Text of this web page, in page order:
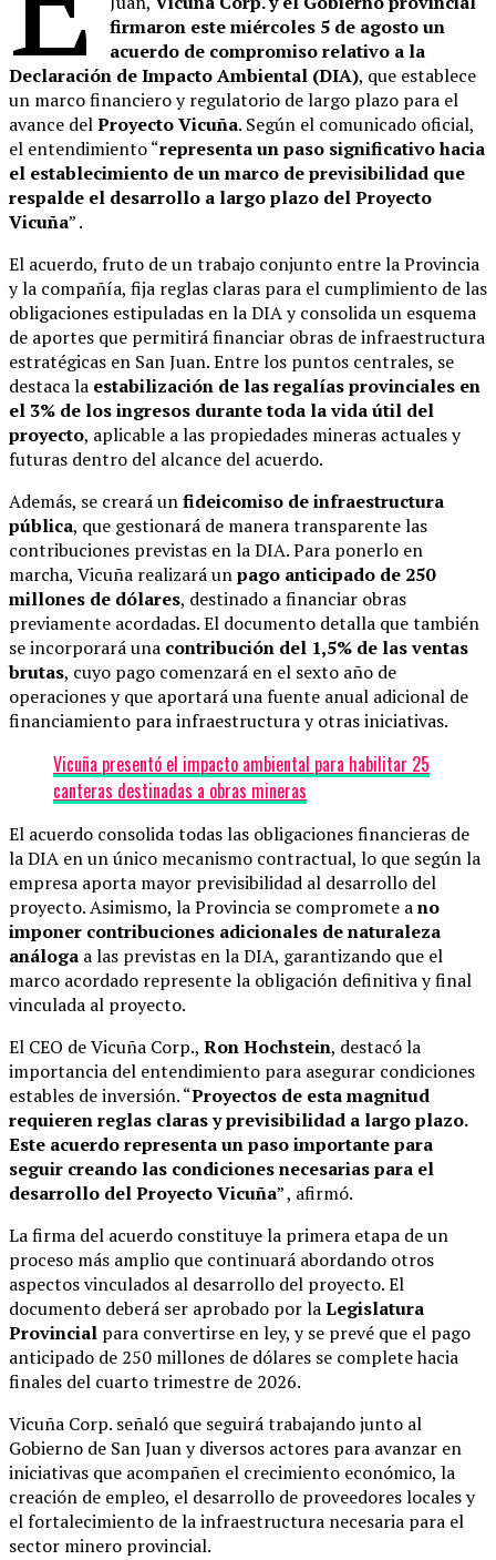
firmaron este miércoles 5 de agosto un
acuerdo de compromiso relativo a la
Declaración de Impacto Ambiental (DIA), que establece
un marco financiero y regulatorio de largo plazo para el
avance delProyecto Vicuña. Según el comunicado oficial,
el entendimiento “representa un paso significativo hacia
el establecimiento de un marco de previsibilidad que
respalde el desarrollo a largo plazo del Proyecto
Vicuña” .
El acuerdo, fruto de un trabajo conjunto entre la Provincia
y la compañía, fija reglas claras para el cumplimiento de las
obligaciones estipuladas en la DIA y consolida un esquema
de aportes que permitirá financiar obras de infraestructura
estratégicas en San Juan. Entre los puntos centrales, se
destaca la estabilización de las regalías provinciales en
el 3% de los ingresos durante toda la vida útil del
proyecto, aplicable a las propiedades mineras actuales y
futuras dentro del alcance del acuerdo.
Además, se creará unfideicomiso de infraestructura
pública, que gestionará de manera transparente las
contribuciones previstas en la DIA. Para ponerlo en
marcha, Vicuña realizará unpago anticipado de 250
millones de dólares, destinado a financiar obras
previamente acordadas. El documento detalla que también
se incorporará una contribución del 1,5% de las ventas
brutas, cuyo pago comenzará en el sexto año de
operaciones y que aportará una fuente anual adicional de
financiamiento para infraestructura y otras iniciativas.
Vicuña presentó el impacto ambiental para habilitar 25
canteras destinadas a obras mineras
El acuerdo consolida todas las obligaciones financieras de
la DIA en un único mecanismo contractual, lo que según la
empresa aporta mayor previsibilidad al desarrollo del
proyecto. Asimismo, la Provincia se compromete ano
imponer contribuciones adicionales de naturaleza
análoga a las previstas en la DIA, garantizando que el
marco acordado represente la obligación definitiva y final
vinculada al proyecto.
El CEO de Vicuña Corp., Ron Hochstein, destacó la
importancia del entendimiento para asegurar condiciones
estables de inversión. “Proyectos de esta magnitud
requieren reglas claras y previsibilidad a largo plazo.
Este acuerdo representa un paso importante para
seguir creando las condiciones necesarias para el
desarrollo del Proyecto Vicuña” , afirmó.
La firma del acuerdo constituye la primera etapa de un
proceso más amplio que continuará abordando otros
aspectos vinculados al desarrollo del proyecto. El
documento deberá ser aprobado por laLegislatura
Provincial para convertirse en ley, y se prevé que el pago
anticipado de 250 millones de dólares se complete hacia
finales del cuarto trimestre de 2026.
Vicuña Corp. señaló que seguirá trabajando junto al
Gobierno de San Juan y diversos actores para avanzar en
iniciativas que acompañen el crecimiento económico, la
creación de empleo, el desarrollo de proveedores locales y
el fortalecimiento de la infraestructura necesaria para el
sector minero provincial.